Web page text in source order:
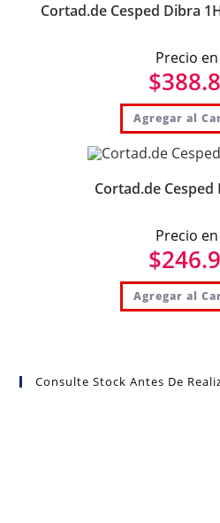
Cortad.de Cesped Dibra
Precio en
$
Agregar al
Cortad.de Cesped
Precio en
$
Agregar al
Consulte Stock Antes De